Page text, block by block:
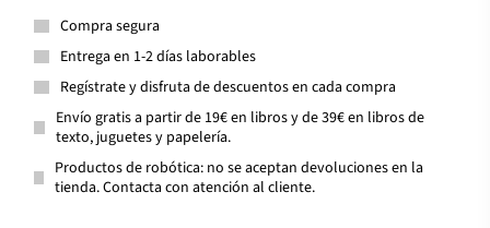
Compra segura
Entrega en 1-2 días laborables
Regístrate y disfruta de descuentos en cada compra
Envío gratis a partir de 19€ en libros y de 39€ en libros de
texto, juguetes y papelería.
Productos de robótica: no se aceptan devoluciones en la
tienda. Contacta con atención al cliente.